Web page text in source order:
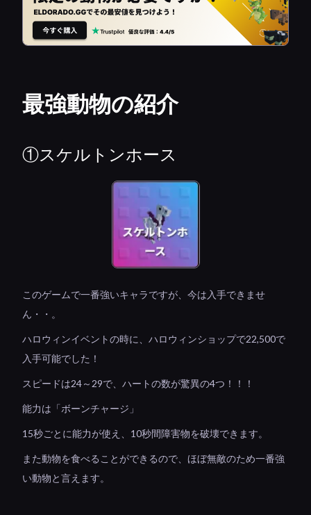
最強動物の紹介
①スケルトンホース
このゲームで一番強いキャラですが、今は入手できませ
ん・・。
ハロウィンイベントの時に、ハロウィンショップで22,500で
入手可能でした！
スピードは24～29で、ハートの数が驚異の4つ！！！
能力は「ボーンチャージ」
15秒ごとに能力が使え、10秒間障害物を破壊できます。
また動物を食べることができるので、ほぼ無敵のため一番強
い動物と言えます。